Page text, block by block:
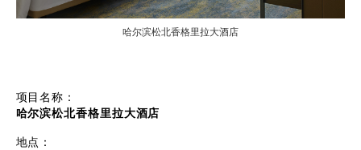
哈尔滨松北香格里拉大酒店
项目名称：
哈尔滨松北香格里拉大酒店
地点：